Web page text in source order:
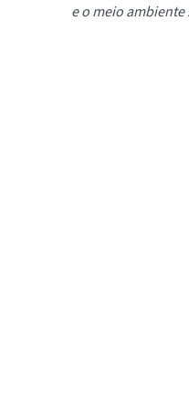
e o meio